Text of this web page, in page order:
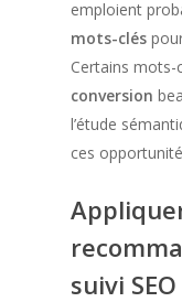
emploient
mots-clés
Certains mots-
conversion
l’étude
ces
suivi SEO